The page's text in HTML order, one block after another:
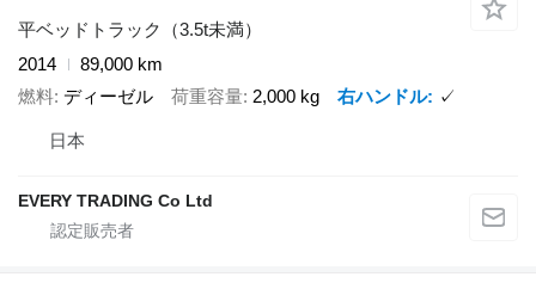
平ベッドトラック（3.5t未満）
2014
89,000 km
燃料 ディーゼル 荷重容量 2,000 kg 右ハンドル ✓
日本
EVERY TRADING Co Ltd